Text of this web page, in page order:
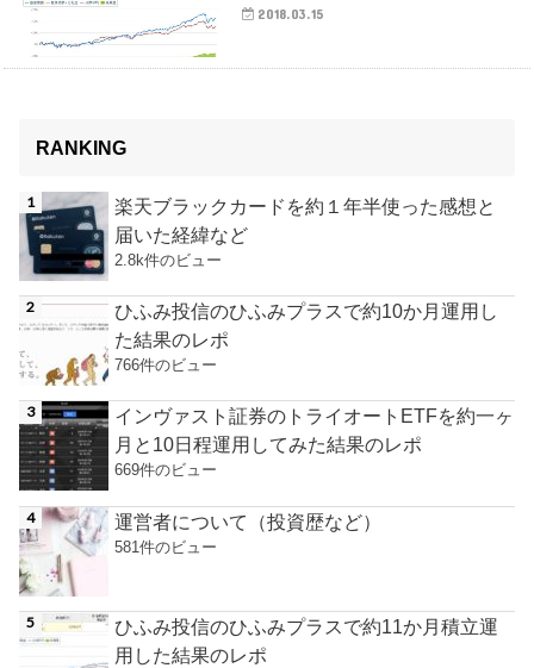
2018.03.15
RANKING
楽天ブラックカードを約１年半使った感想と
届いた経緯など
2.8k件のビュー
ひふみ投信のひふみプラスで約10か月運用し
た結果のレポ
766件のビュー
インヴァスト証券のトライオートETFを約一ヶ
月と10日程運用してみた結果のレポ
669件のビュー
運営者について（投資歴など）
581件のビュー
ひふみ投信のひふみプラスで約11か月積立運
用した結果のレポ